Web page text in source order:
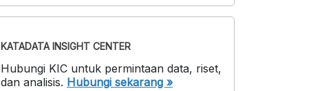
KATADATA INSIGHT CENTER
Hubungi KIC untuk permintaan data, riset,
dan analisis. Hubungi sekarang »